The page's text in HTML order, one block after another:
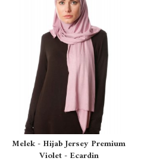
Melek - Hijab Jersey Premium
Violet - Ecardin